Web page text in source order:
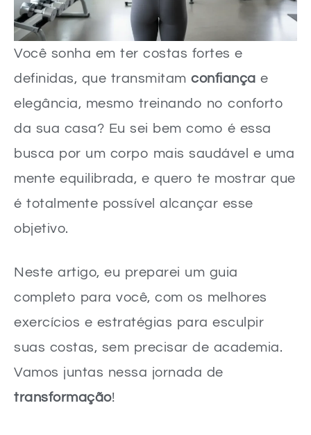
Você sonha em ter costas fortes e
definidas, que transmitam confiança e
elegância, mesmo treinando no conforto
da sua casa? Eu sei bem como é essa
busca por um corpo mais saudável e uma
mente equilibrada, e quero te mostrar que
é totalmente possível alcançar esse
objetivo.
Neste artigo, eu preparei um guia
completo para você, com os melhores
exercícios e estratégias para esculpir
suas costas, sem precisar de academia.
Vamos juntas nessa jornada de
transformação!